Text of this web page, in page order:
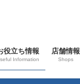
役立ち情報
Information
店舗情報
Shops